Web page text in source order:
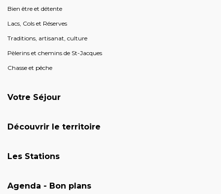
Bien être et détente
Lacs, Cols et Réserves
Traditions, artisanat, culture
Pèlerins et chemins de St-Jacques
Chasse et pêche
Votre Séjour
Découvrir le territoire
Les Stations
Agenda - Bon plans